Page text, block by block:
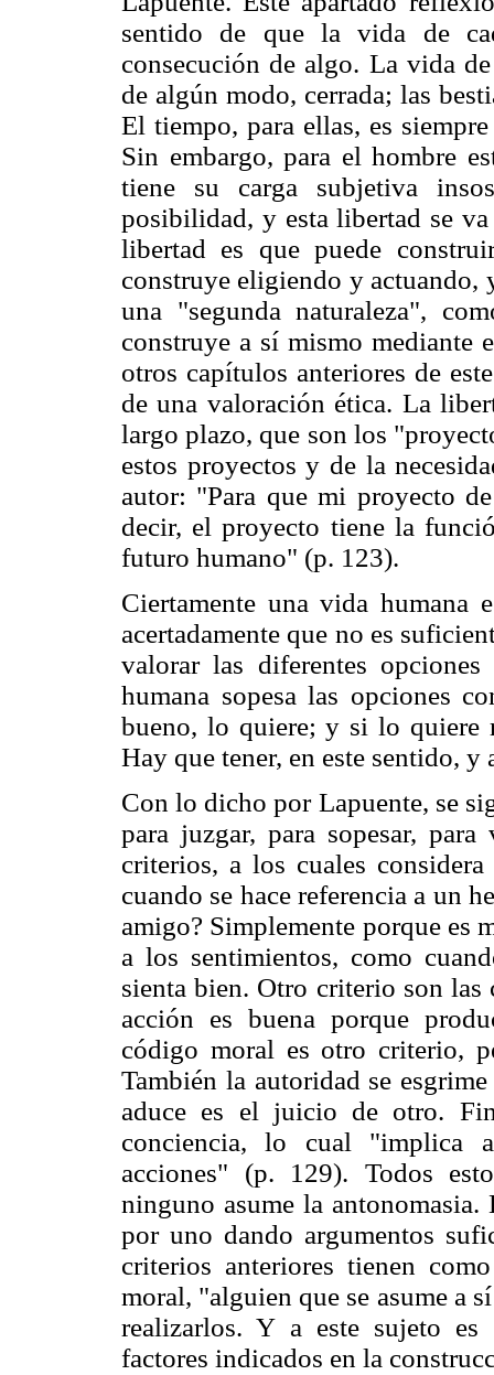
sentido de que la vida de
consecución de algo. La vida
de algún modo, cerrada; las
El tiempo, para ellas, es
Sin embargo, para el hombre
tiene su carga subjetiva
posibilidad, y esta libertad se
libertad es que puede
construye eligiendo y actuando,
una "segunda naturaleza",
construye a sí mismo mediante
otros capítulos anteriores de
de una valoración ética. La
largo plazo, que son los
estos proyectos y de la
autor: "Para que mi proyecto
decir, el proyecto tiene la
futuro humano" (p. 123).
Ciertamente una vida humana
acertadamente que no es
valorar las diferentes
humana sopesa las opciones
bueno, lo quiere; y si lo quiere
Hay que tener, en este sentido,
Con lo dicho por Lapuente, se
para juzgar, para sopesar,
criterios, a los cuales
cuando se hace referencia a un
amigo? Simplemente porque es
a los sentimientos, como
sienta bien. Otro criterio son las
acción es buena porque
código moral es otro criterio,
También la autoridad se
aduce es el juicio de otro.
conciencia, lo cual "implica
acciones" (p. 129). Todos
ninguno asume la
por uno dando argumentos
criterios anteriores tienen
moral, "alguien que se asume a
realizarlos. Y a este sujeto
factores indicados en la